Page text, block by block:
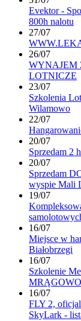
Evektor -
800h nalotu
27/07
26/07
WYNAJEM
LOTNICZE
23/07
Szkolenia
Wilamowo
22/07
20/07
Sprzedam 2
20/07
Sprzedam
wyspie Mali
19/07
16/07
Miejsce w
Białobrzegi
16/07
Szkolenie
MRĄGOWO
16/07
FLY 2,
SkyLark -